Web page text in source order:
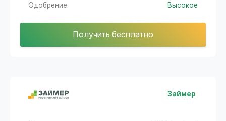
Одобрение Высокое
Получить бесплатно
Займер